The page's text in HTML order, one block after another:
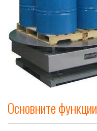
Основните функции